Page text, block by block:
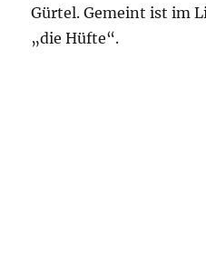
Gürtel. Gemeint ist im
„die Hüfte“.